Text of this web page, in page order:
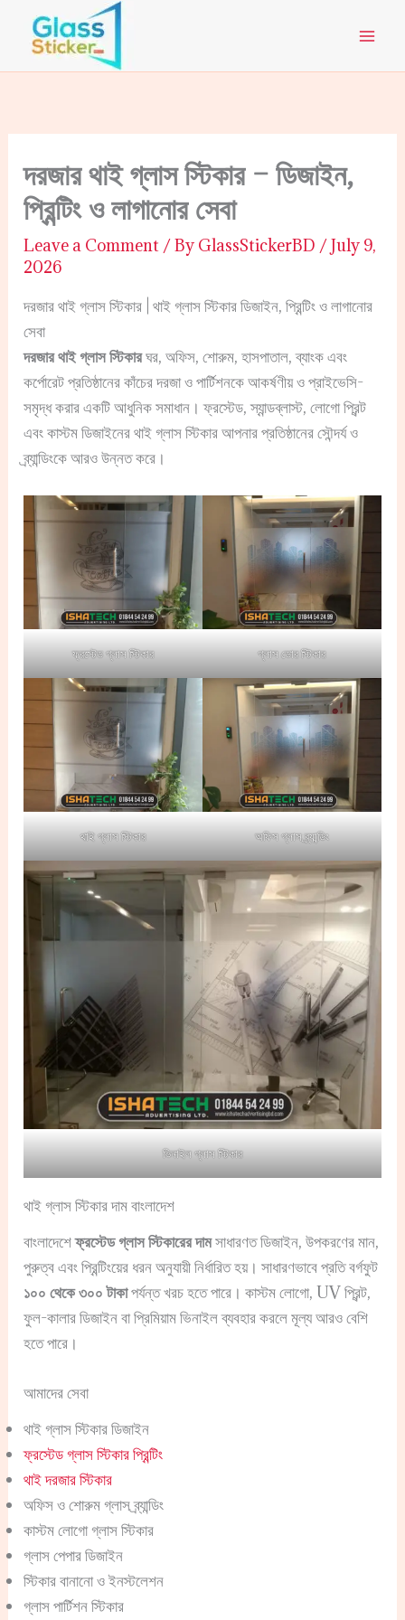
content
দরজার থাই গ্লাস স্টিকার – ডিজাইন,
প্রিন্টিং ও লাগানোর সেবা
Leave a Comment / By GlassStickerBD /July 9,
2026
দরজার থাই গ্লাস স্টিকার | থাই গ্লাস স্টিকার ডিজাইন, প্রিন্টিং ও লাগানোর
সেবা
দরজার থাই গ্লাস স্টিকারঘর, অফিস, শোরুম, হাসপাতাল, ব্যাংক এবং
কর্পোরেট প্রতিষ্ঠানের কাঁচের দরজা ও পার্টিশনকে আকর্ষণীয় ও প্রাইভেসি-
সমৃদ্ধ করার একটি আধুনিক সমাধান। ফ্রস্টেড, স্যান্ডব্লাস্ট, লোগো প্রিন্ট
এবং কাস্টম ডিজাইনের থাই গ্লাস স্টিকার আপনার প্রতিষ্ঠানের সৌন্দর্য ও
ব্র্যান্ডিংকে আরও উন্নত করে।
ফ্রস্টেড গ্লাস স্টিকার গ্লাস ডোর স্টিকার
থাই গ্লাস স্টিকার অফিস গ্লাস ব্র্যান্ডিং
ভিনাইল গ্লাস স্টিকার
থাই গ্লাস স্টিকার দাম বাংলাদেশ
বাংলাদেশেফ্রস্টেড গ্লাস স্টিকারের দামসাধারণত ডিজাইন, উপকরণের মান,
পুরুত্ব এবং প্রিন্টিংয়ের ধরন অনুযায়ী নির্ধারিত হয়। সাধারণভাবে প্রতি বর্গফুট
১০০ থেকে ৩০০ টাকাপর্যন্ত খরচ হতে পারে। কাস্টম লোগো, UV প্রিন্ট,
ফুল-কালার ডিজাইন বা প্রিমিয়াম ভিনাইল ব্যবহার করলে মূল্য আরও বেশি
হতে পারে।
আমাদের সেবা
থাই গ্লাস স্টিকার ডিজাইন
ফ্রস্টেড গ্লাস স্টিকার প্রিন্টিং
থাই দরজার স্টিকার
অফিস ও শোরুম গ্লাস ব্র্যান্ডিং
কাস্টম লোগো গ্লাস স্টিকার
গ্লাস পেপার ডিজাইন
স্টিকার বানানো ও ইনস্টলেশন
গ্লাস পার্টিশন স্টিকার